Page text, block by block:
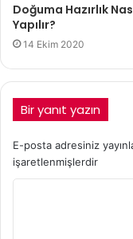
Doğuma Hazırlık
Yapılır?
14 Ekim 2020
Bir yanıt yazın
E-posta adresiniz
işaretlenmişlerdir